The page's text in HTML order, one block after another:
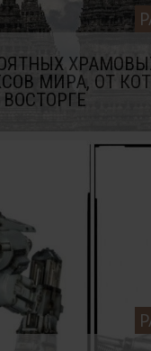
МИРА, ОТ